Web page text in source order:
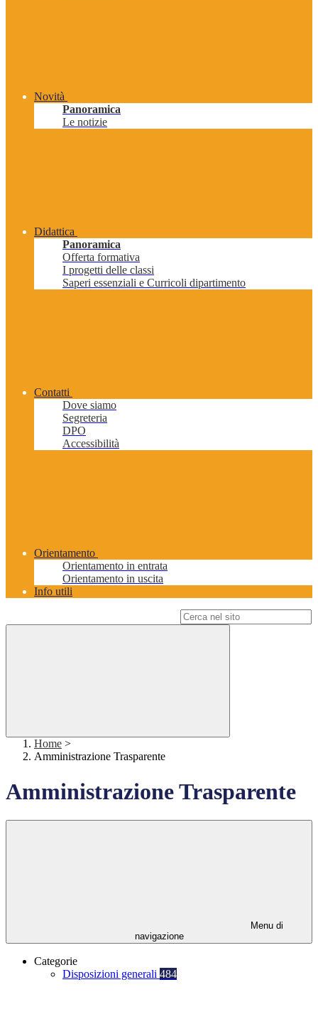
Novità
Panoramica
Le notizie
Didattica
Panoramica
Offerta formativa
I progetti delle classi
Saperi essenziali e Curricoli dipartimento
Contatti
Dove siamo
Segreteria
DPO
Accessibilità
Orientamento
Orientamento in entrata
Orientamento in uscita
Info utili
Home >
Amministrazione Trasparente
Amministrazione Trasparente
Menu di
navigazione
Categorie
Disposizioni generali 484